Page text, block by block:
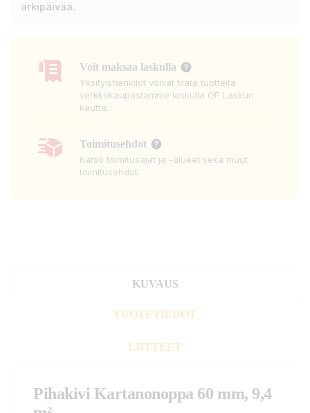
arkipäivää.
Voit maksaa laskulla
Yksityishenkilöt voivat tilata tuotteita
verkkokaupastamme laskulla OP Laskun
kautta.
Toimitusehdot
Katso toimitusajat ja -alueet sekä muut
toimitusehdot.
KUVAUS
TUOTETIEDOT
LIITTEET
Pihakivi Kartanonoppa 60 mm, 9,4